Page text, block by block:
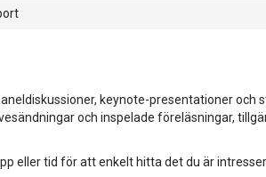
keynote-presentationer och
och inspelade föreläsningar,
eller tid för att enkelt hitta det du är